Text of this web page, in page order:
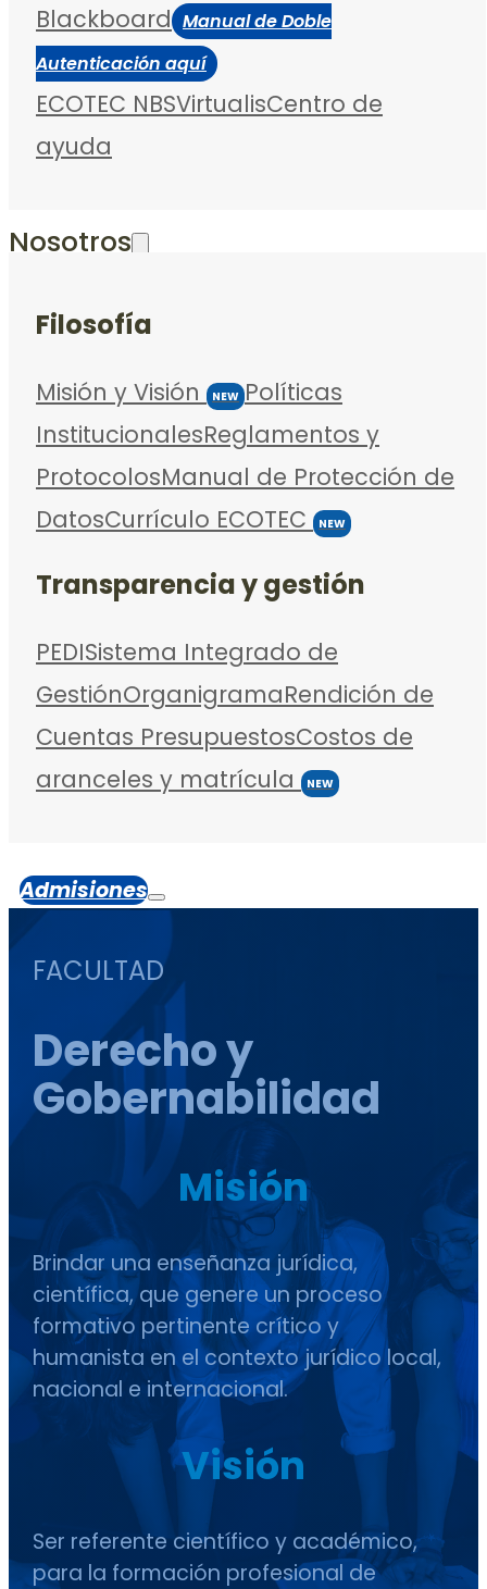
Blackboard Manual de Doble
Autenticación aquí
ECOTEC NBSVirtualisCentro de
ayuda
Nosotros
Filosofía
Misión y Visión NEW Políticas
InstitucionalesReglamentos y
ProtocolosManual de Protección de
DatosCurrículo ECOTEC NEW
Transparencia y gestión
PEDISistema Integrado de
GestiónOrganigramaRendición de
Cuentas PresupuestosCostos de
aranceles y matrícula
NEW
Admisiones
FACULTAD
Derecho y
Gobernabilidad
Misión
Brindar una enseñanza jurídica,
científica, que genere un proceso
formativo pertinente crítico y
humanista en el contexto jurídico local,
nacional e internacional.
Visión
Ser referente científico y académico,
para la formación profesional de